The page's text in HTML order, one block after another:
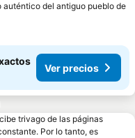
auténtico del antiguo pueblo de
Ver precios
trivago de las páginas
Por lo tanto, es